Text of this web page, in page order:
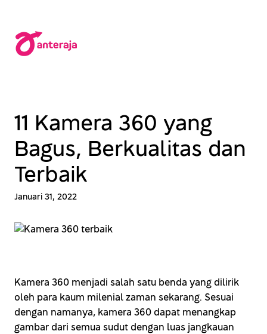
konten
11 Kamera 360 yang
Bagus, Berkualitas dan
Terbaik
Januari 31, 2022
Kamera 360 menjadi salah satu benda yang dilirik
oleh para kaum milenial zaman sekarang. Sesuai
dengan namanya, kamera 360 dapat menangkap
gambar dari semua sudut dengan luas jangkauan